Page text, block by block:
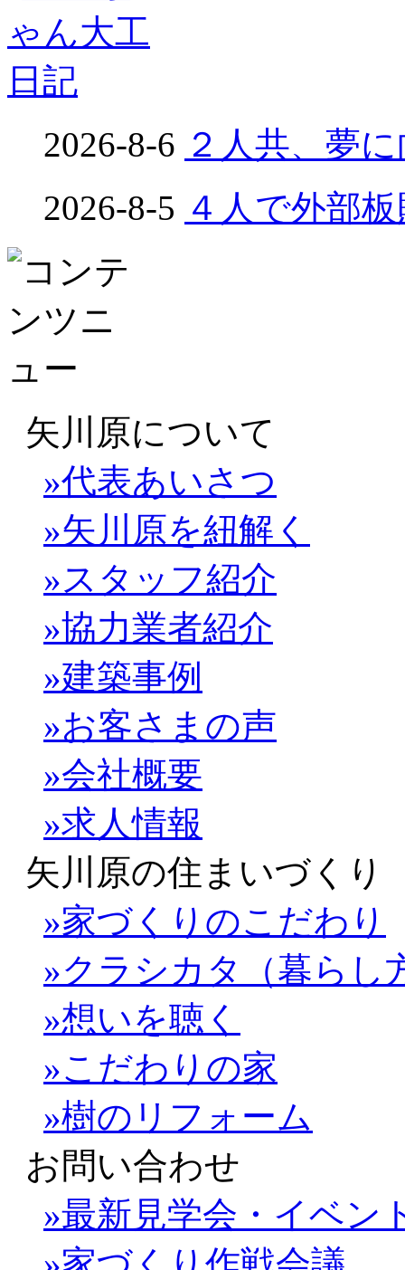
2026-8-6 ２人共、夢
2026-8-5 ４人で外部
矢川原について
»代表あいさつ
»矢川原を紐解く
»スタッフ紹介
»協力業者紹介
»建築事例
»お客さまの声
»会社概要
»求人情報
矢川原の住まいづくり
»家づくりのこだわり
»クラシカタ（暮らし
»想いを聴く
»こだわりの家
»樹のリフォーム
お問い合わせ
»最新見学会・イベン